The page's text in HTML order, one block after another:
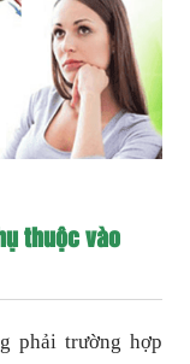
thuộc vào
phải trường hợp